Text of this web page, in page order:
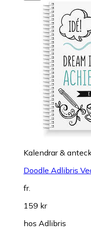
Kalendrar &
Doodle Adlibris
fr.
159 kr
hos Adlibris